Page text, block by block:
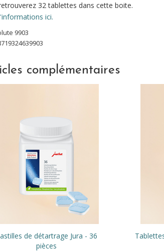
32 tablettes dans cette boite.
ici.
9903
complémentaires
de détartrage Jura - 36
pièces